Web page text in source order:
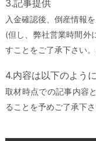
3.記事提供
入金確認後、倒産情報
(但し、弊社営業時間外
すことをご了承下さい。
4.内容は以下のよう
取材時点での記事内容
ることを予めご了承下さ